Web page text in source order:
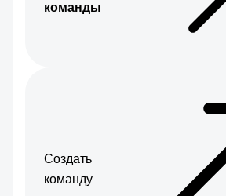
команды
Создать
команду